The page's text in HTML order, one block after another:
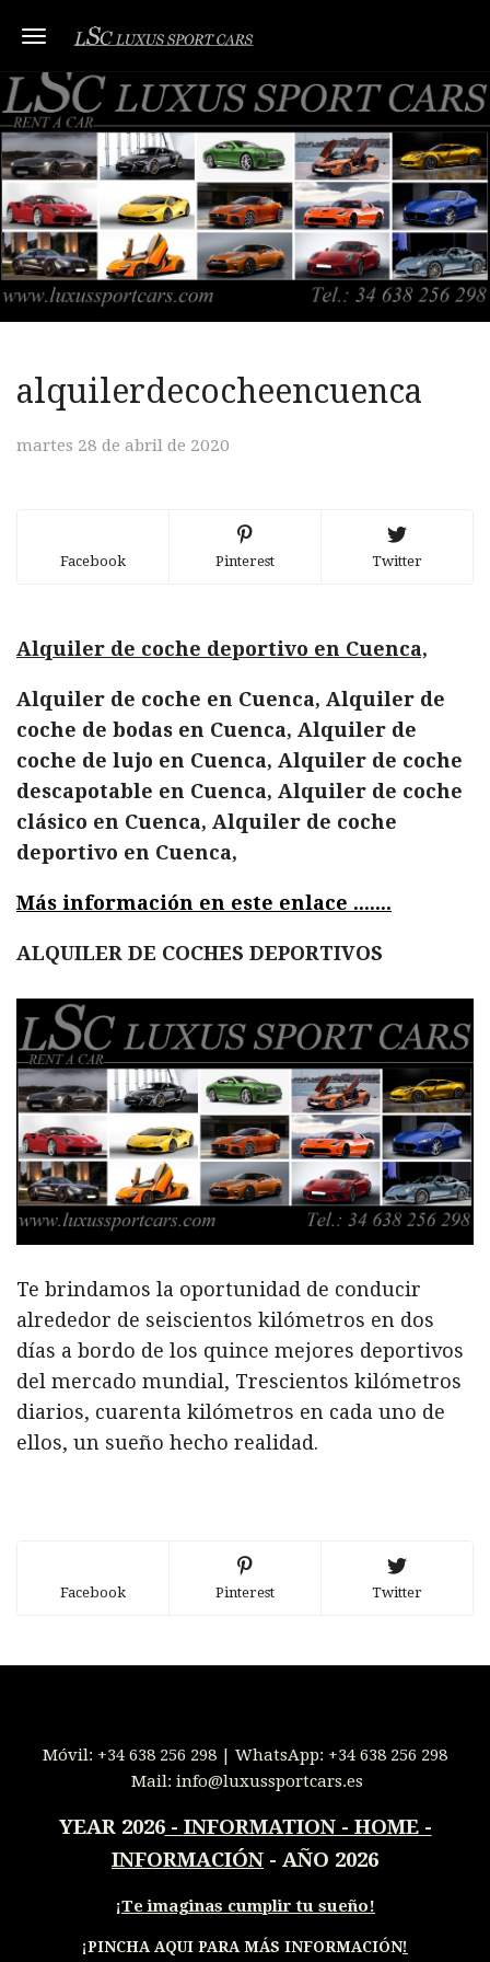
Toggle navigation
alquilerdecocheencuenca
martes 28 de abril de 2020
Facebook Pinterest Twitter
Alquiler de coche deportivo en Cuenca,
Alquiler de coche en Cuenca, Alquiler de
coche de bodas en Cuenca, Alquiler de
coche de lujo en Cuenca, Alquiler de coche
descapotable en Cuenca, Alquiler de coche
clásico en Cuenca, Alquiler de coche
deportivo en Cuenca,
Más información en este enlace .......
ALQUILER DE COCHES DEPORTIVOS
Te brindamos la oportunidad de conducir
alrededor de seiscientos kilómetros en dos
días a bordo de los quince mejores deportivos
del mercado mundial, Trescientos kilómetros
diarios, cuarenta kilómetros en cada uno de
ellos, un sueño hecho realidad.
Facebook Pinterest Twitter
Móvil: +34 638 256 298 | WhatsApp: +34 638 256 298
Mail: info@luxussportcars.es
YEAR 2026- INFORMATION - HOME -
INFORMACIÓN - AÑO 2026
¡Te imaginas cumplir tu sueño!
¡PINCHA AQUI PARA MÁS INFORMACIÓN!